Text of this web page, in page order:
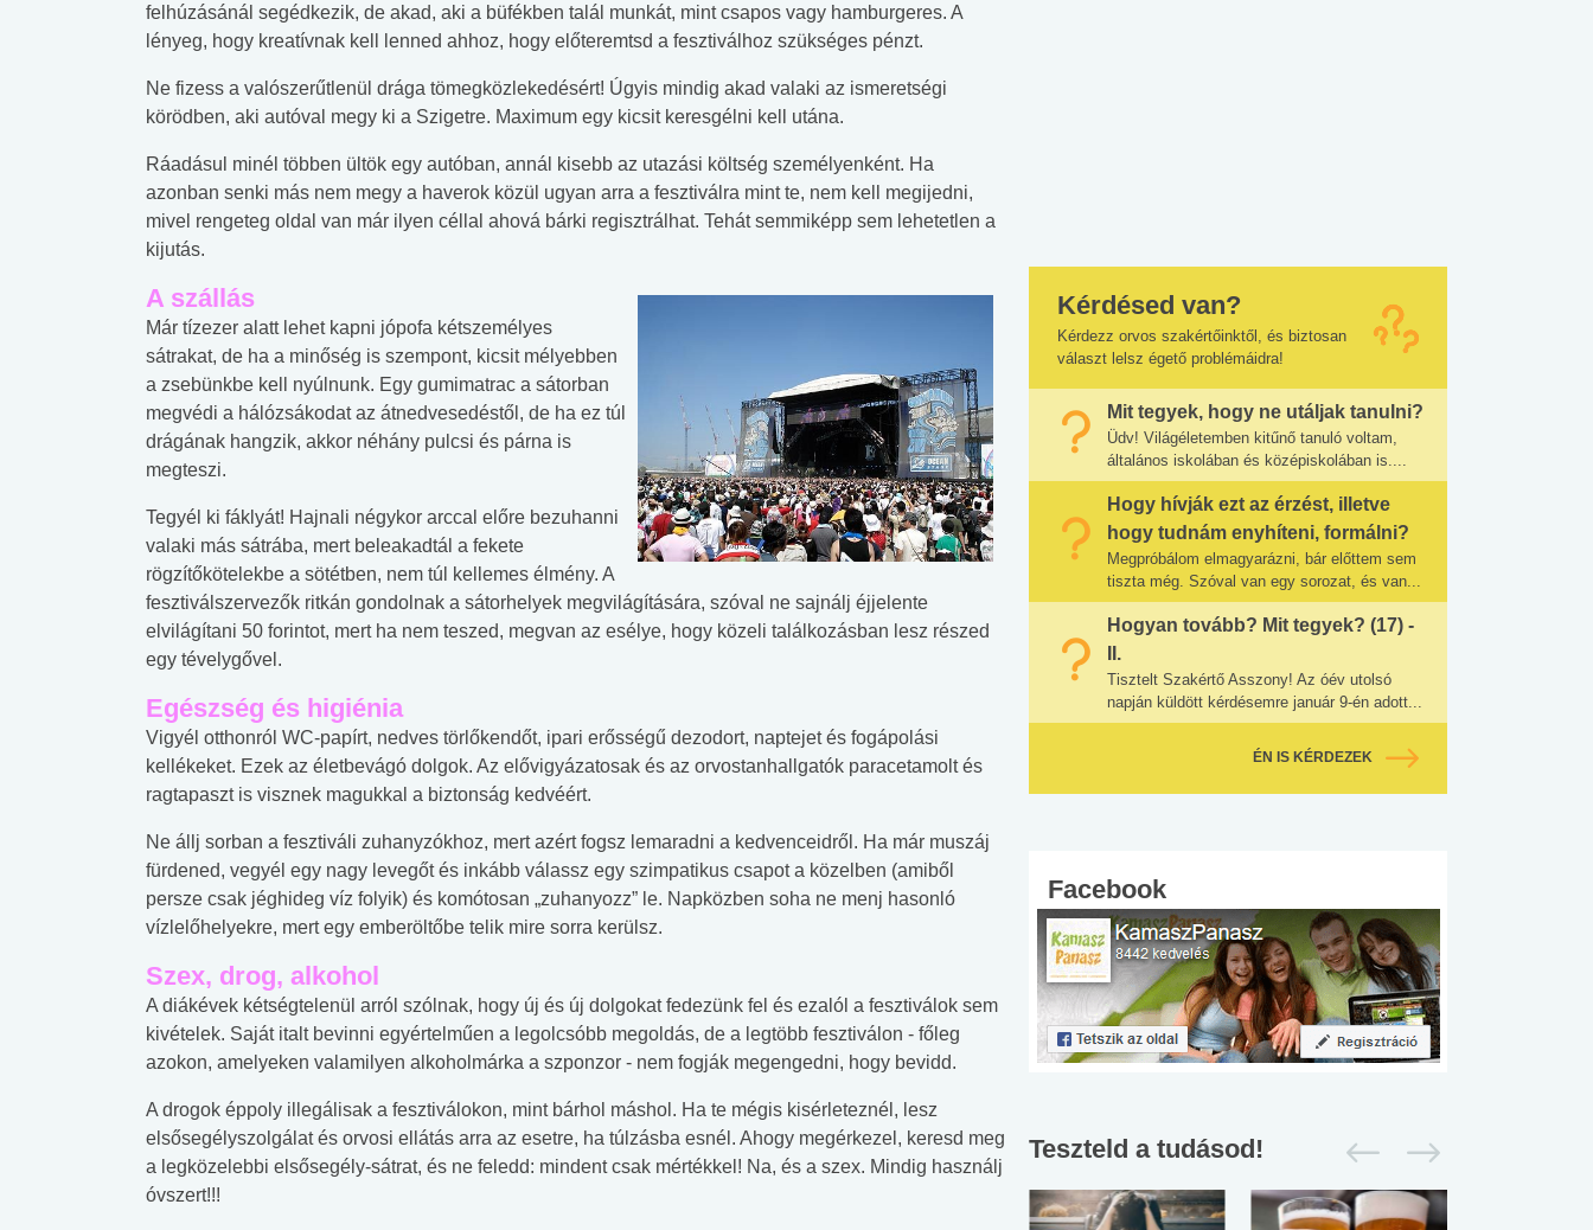
felhúzásánál segédkezik, de akad, aki a büfékben talál munkát, mint csapos vagy hamburgeres. A
lényeg, hogy kreatívnak kell lenned ahhoz, hogy előteremtsd a fesztiválhoz szükséges pénzt.
Ne fizess a valószerűtlenül drága tömegközlekedésért! Úgyis mindig akad valaki az ismeretségi
körödben, aki autóval megy ki a Szigetre. Maximum egy kicsit keresgélni kell utána.
Ráadásul minél többen ültök egy autóban, annál kisebb az utazási költség személyenként. Ha
azonban senki más nem megy a haverok közül ugyan arra a fesztiválra mint te, nem kell megijedni,
mivel rengeteg oldal van már ilyen céllal ahová bárki regisztrálhat. Tehát semmiképp sem lehetetlen a
kijutás.
A szállás
Már tízezer alatt lehet kapni jópofa kétszemélyes
sátrakat, de ha a minőség is szempont, kicsit mélyebben
a zsebünkbe kell nyúlnunk. Egy gumimatrac a sátorban
megvédi a hálózsákodat az átnedvesedéstől, de ha ez túl
drágának hangzik, akkor néhány pulcsi és párna is
megteszi.
Tegyél ki fáklyát! Hajnali négykor arccal előre bezuhanni
valaki más sátrába, mert beleakadtál a fekete
rögzítőkötelekbe a sötétben, nem túl kellemes élmény. A
fesztiválszervezők ritkán gondolnak a sátorhelyek megvilágítására, szóval ne sajnálj éjjelente
elvilágítani 50 forintot, mert ha nem teszed, megvan az esélye, hogy közeli találkozásban lesz részed
egy tévelygővel.
Egészség és higiénia
Vigyél otthonról WC-papírt, nedves törlőkendőt, ipari erősségű dezodort, naptejet és fogápolási
kellékeket. Ezek az életbevágó dolgok. Az elővigyázatosak és az orvostanhallgatók paracetamolt és
ragtapaszt is visznek magukkal a biztonság kedvéért.
Ne állj sorban a fesztiváli zuhanyzókhoz, mert azért fogsz lemaradni a kedvenceidről. Ha már muszáj
fürdened, vegyél egy nagy levegőt és inkább válassz egy szimpatikus csapot a közelben (amiből
persze csak jéghideg víz folyik) és komótosan „zuhanyozz” le. Napközben soha ne menj hasonló
vízlelőhelyekre, mert egy emberöltőbe telik mire sorra kerülsz.
Szex, drog, alkohol
A diákévek kétségtelenül arról szólnak, hogy új és új dolgokat fedezünk fel és ezalól a fesztiválok sem
kivételek. Saját italt bevinni egyértelműen a legolcsóbb megoldás, de a legtöbb fesztiválon - főleg
azokon, amelyeken valamilyen alkoholmárka a szponzor - nem fogják megengedni, hogy bevidd.
A drogok éppoly illegálisak a fesztiválokon, mint bárhol máshol. Ha te mégis kisérleteznél, lesz
elsősegélyszolgálat és orvosi ellátás arra az esetre, ha túlzásba esnél. Ahogy megérkezel, keresd meg
a legközelebbi elsősegély-sátrat, és ne feledd: mindent csak mértékkel! Na, és a szex. Mindig használj
óvszert!!!
Kérdésed van?
Kérdezz orvos szakértőinktől, és biztosan
választ lelsz égető problémáidra!
Mit tegyek, hogy ne utáljak tanulni?
Üdv! Világéletemben kitűnő tanuló voltam,
általános iskolában és középiskolában is....
Hogy hívják ezt az érzést, illetve
hogy tudnám enyhíteni, formálni?
Megpróbálom elmagyarázni, bár előttem sem
tiszta még. Szóval van egy sorozat, és van...
Hogyan tovább? Mit tegyek? (17) -
II.
Tisztelt Szakértő Asszony! Az óév utolsó
napján küldött kérdésemre január 9-én adott...
ÉN IS KÉRDEZEK
Facebook
Teszteld a tudásod!